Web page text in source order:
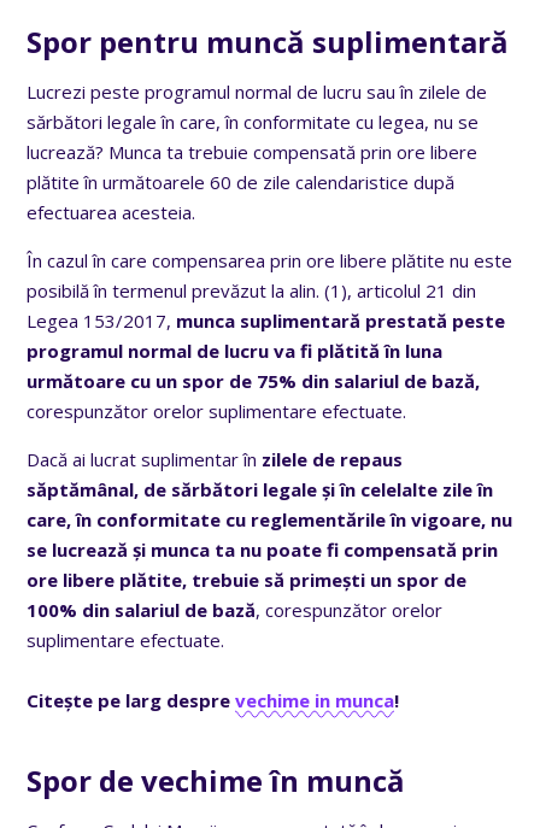
Spor pentru muncă suplimentară
Lucrezi peste programul normal de lucru sau în zilele de
sărbători legale în care, în conformitate cu legea, nu se
lucrează? Munca ta trebuie compensată prin ore libere
plătite în următoarele 60 de zile calendaristice după
efectuarea acesteia.
În cazul în care compensarea prin ore libere plătite nu este
posibilă în termenul prevăzut la alin. (1), articolul 21 din
Legea 153/2017, munca suplimentară prestată peste
programul normal de lucru va fi plătită în luna
următoare cu un spor de 75% din salariul de bază,
corespunzător orelor suplimentare efectuate.
Dacă ai lucrat suplimentar în zilele de repaus
săptămânal, de sărbători legale și în celelalte zile în
care, în conformitate cu reglementările în vigoare, nu
se lucrează și munca ta nu poate fi compensată prin
ore libere plătite, trebuie să primești un spor de
100% din salariul de bază, corespunzător orelor
suplimentare efectuate.
Citește pe larg desprevechime in munca!
Spor de vechime în muncă